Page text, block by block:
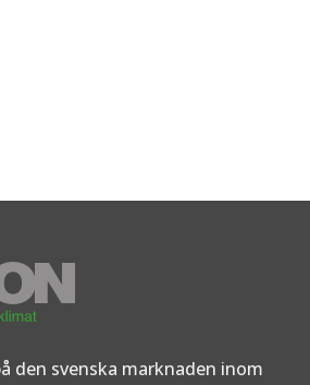
den svenska marknaden inom